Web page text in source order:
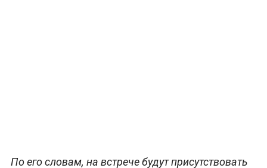
По его словам, на встрече будут присутствовать